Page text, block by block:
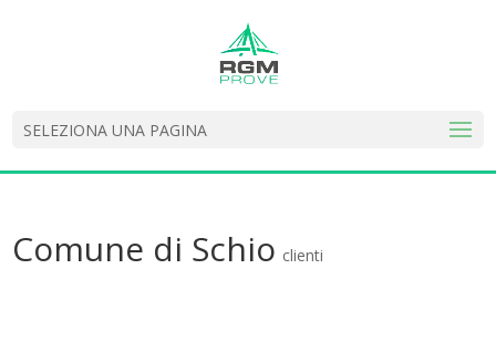
SELEZIONA UNA PAGINA
Comune di Schio clienti